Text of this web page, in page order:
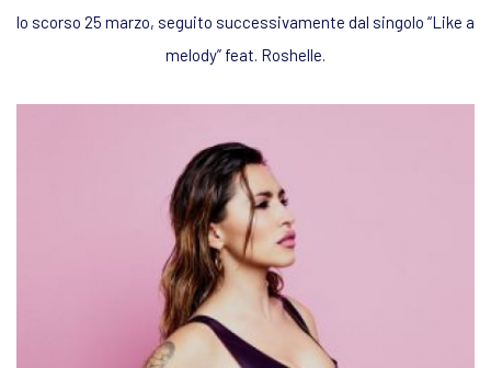
lo scorso 25 marzo, seguito successivamente dal singolo “Like a
melody” feat. Roshelle.